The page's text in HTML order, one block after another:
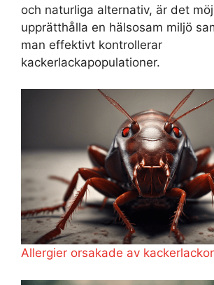
och naturliga alternativ, är det
upprätthålla en hälsosam miljö
man effektivt kontrollerar
kackerlackapopulationer.
Allergier orsakade av kackerlackor